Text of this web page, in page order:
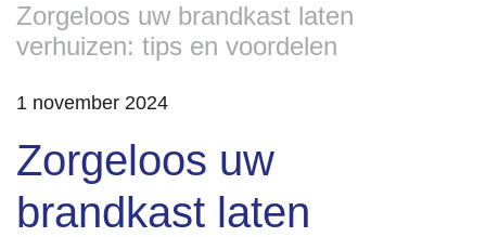
Zorgeloos uw brandkast laten
verhuizen: tips en voordelen
1 november 2024
Zorgeloos uw
brandkast laten